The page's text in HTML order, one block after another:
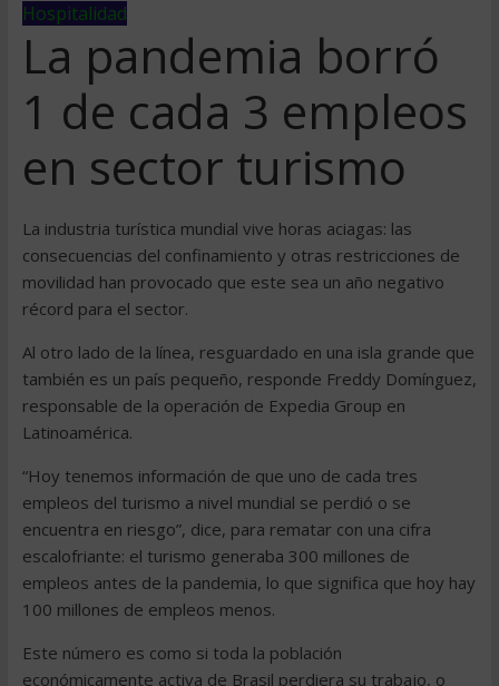
Hospitalidad
La pandemia borró
1 de cada 3 empleos
en sector turismo
La industria turística mundial vive horas aciagas: las
consecuencias del confinamiento y otras restricciones de
movilidad han provocado que este sea un año negativo
récord para el sector.
Al otro lado de la línea, resguardado en una isla grande que
también es un país pequeño, responde Freddy Domínguez,
responsable de la operación de Expedia Group en
Latinoamérica.
“Hoy tenemos información de que uno de cada tres
empleos del turismo a nivel mundial se perdió o se
encuentra en riesgo”, dice, para rematar con una cifra
escalofriante: el turismo generaba 300 millones de
empleos antes de la pandemia, lo que significa que hoy hay
100 millones de empleos menos.
Este número es como si toda la población
económicamente activa de Brasil perdiera su trabajo, o